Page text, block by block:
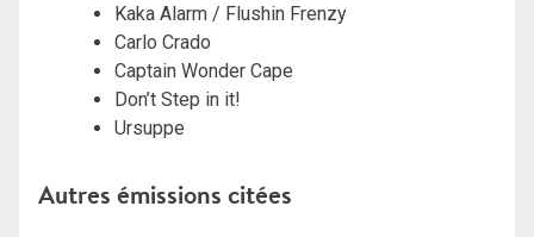
Kaka Alarm / Flushin Frenzy
Carlo Crado
Captain Wonder Cape
Don’t Step in it!
Ursuppe
Autres émissions citées